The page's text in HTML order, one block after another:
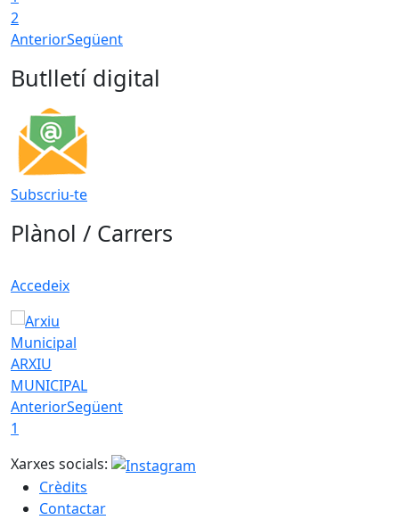
2
AnteriorSegüent
Butlletí digital
Subscriu-te
Plànol / Carrers
Accedeix
ARXIU
MUNICIPAL
AnteriorSegüent
1
Xarxes socials:
Crèdits
Contactar